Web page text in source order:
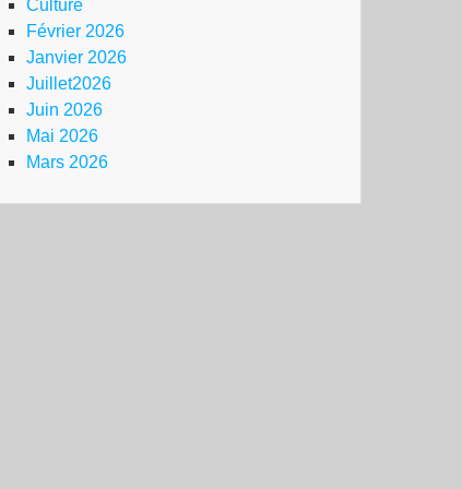
Culture
Février 2026
Janvier 2026
Juillet2026
Juin 2026
Mai 2026
Mars 2026